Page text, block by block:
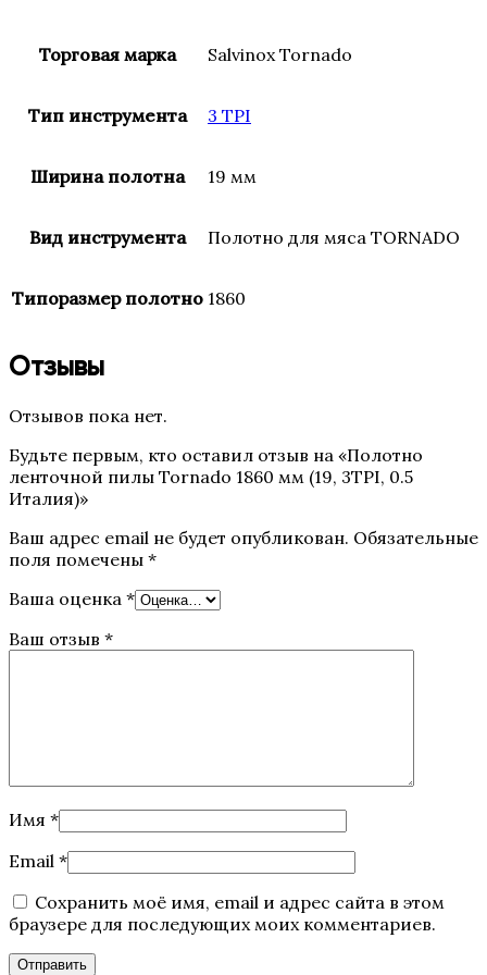
Торговая марка Salvinox Tornado
Тип инструмента 3 TPI
Ширина полотна 19 мм
Вид инструмента Полотно для мяса TORNADO
Типоразмер полотно 1860
Отзывы
Отзывов пока нет.
Будьте первым, кто оставил отзыв на «Полотно
ленточной пилы Tornado 1860 мм (19, 3TPI, 0.5
Италия)»
Ваш адрес email не будет опубликован. Обязательные
поля помечены *
Ваша оценка *
Ваш отзыв *
Имя *
Email *
Сохранить моё имя, email и адрес сайта в этом
браузере для последующих моих комментариев.